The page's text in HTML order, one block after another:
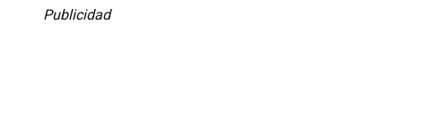
Publicidad